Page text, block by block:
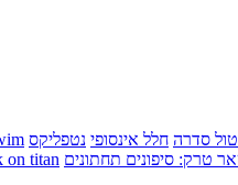
סדרה חלל אינסופי נטפליקס
טרק: סיפונים תחתונים on titan